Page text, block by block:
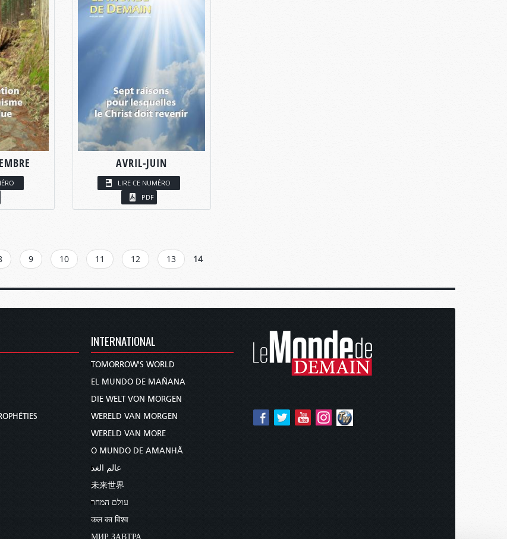
AVRIL-JUIN
LIRE CE NUMÉRO
PDF
9 10 11 12 13 14
INTERNATIONAL
TOMORROW'S WORLD
EL MUNDO DE MAÑANA
DIE WELT VON MORGEN
WERELD VAN MORGEN
WERELD VAN MORE
O MUNDO DE AMANHÃ
عالم الغد
未来世界
עולם המחר
कल का विश्व